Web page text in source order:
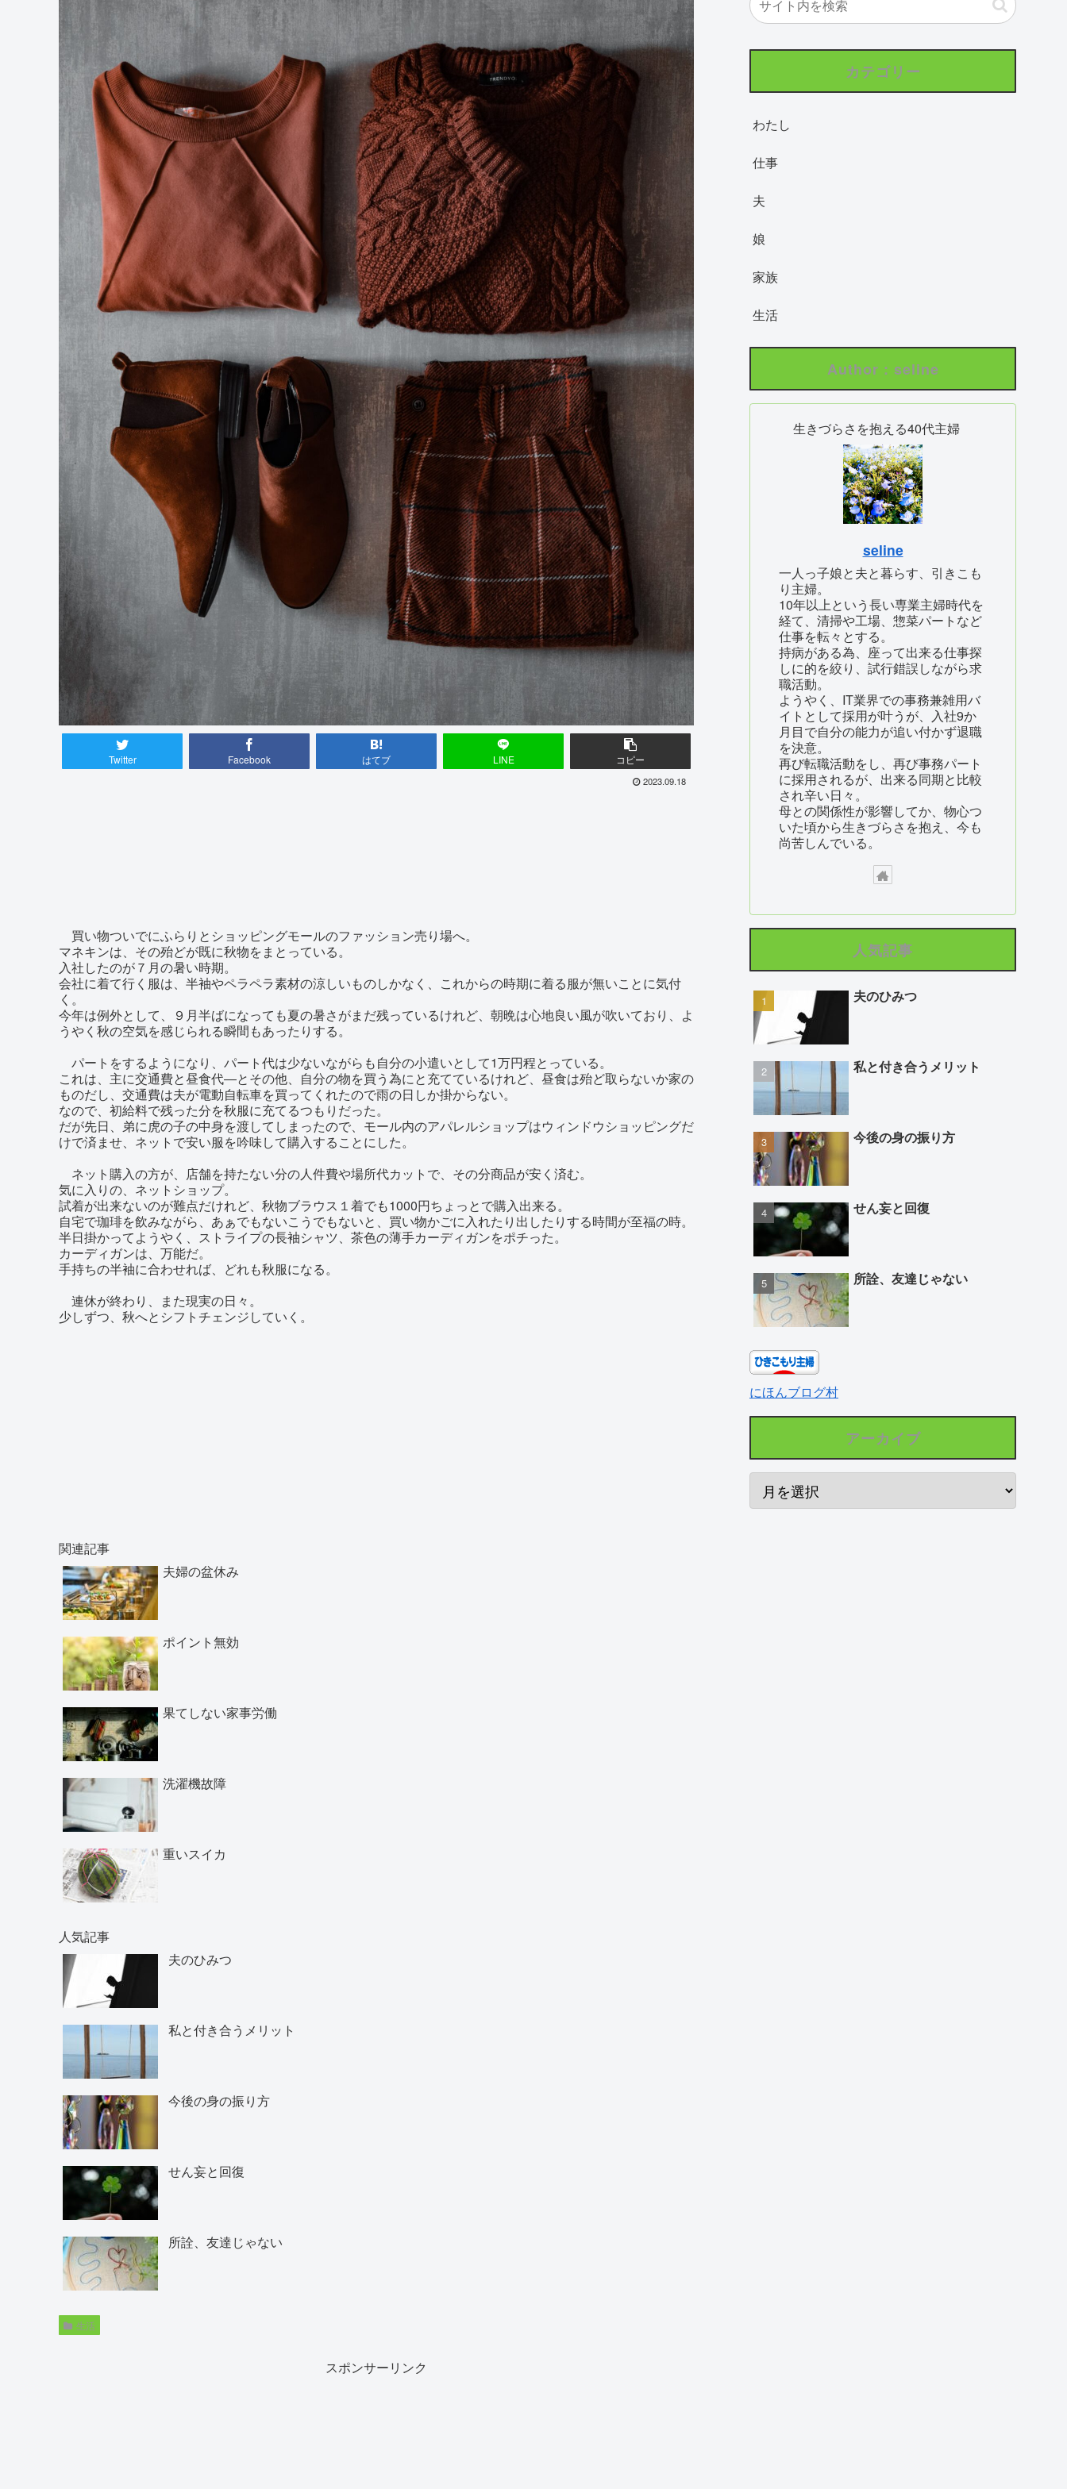
Twitter Facebook はてブ LINE コピー
2023.09.18
買い物ついでにふらりとショッピングモールのファッション売り場へ。
マネキンは、その殆どが既に秋物をまとっている。
入社したのが７月の暑い時期。
会社に着て行く服は、半袖やペラペラ素材の涼しいものしかなく、これからの時期に着る服が無いことに気付
く。
今年は例外として、９月半ばになっても夏の暑さがまだ残っているけれど、朝晩は心地良い風が吹いており、よ
うやく秋の空気を感じられる瞬間もあったりする。
パートをするようになり、パート代は少ないながらも自分の小遣いとして1万円程とっている。
これは、主に交通費と昼食代―とその他、自分の物を買う為にと充てているけれど、昼食は殆ど取らないか家の
ものだし、交通費は夫が電動自転車を買ってくれたので雨の日しか掛からない。
なので、初給料で残った分を秋服に充てるつもりだった。
だが先日、弟に虎の子の中身を渡してしまったので、モール内のアパレルショップはウィンドウショッピングだ
けで済ませ、ネットで安い服を吟味して購入することにした。
ネット購入の方が、店舗を持たない分の人件費や場所代カットで、その分商品が安く済む。
気に入りの、ネットショップ。
試着が出来ないのが難点だけれど、秋物ブラウス１着でも1000円ちょっとで購入出来る。
自宅で珈琲を飲みながら、あぁでもないこうでもないと、買い物かごに入れたり出したりする時間が至福の時。
半日掛かってようやく、ストライプの長袖シャツ、茶色の薄手カーディガンをポチった。
カーディガンは、万能だ。
手持ちの半袖に合わせれば、どれも秋服になる。
連休が終わり、また現実の日々。
少しずつ、秋へとシフトチェンジしていく。
関連記事
夫婦の盆休み
ポイント無効
果てしない家事労働
洗濯機故障
重いスイカ
人気記事
夫のひみつ
私と付き合うメリット
今後の身の振り方
せん妄と回復
所詮、友達じゃない
生活
スポンサーリンク
カテゴリー
わたし
仕事
夫
娘
家族
生活
Author : seline
生きづらさを抱える40代主婦
seline
一人っ子娘と夫と暮らす、引きこも
り主婦。
10年以上という長い専業主婦時代を
経て、清掃や工場、惣菜パートなど
仕事を転々とする。
持病がある為、座って出来る仕事探
しに的を絞り、試行錯誤しながら求
職活動。
ようやく、IT業界での事務兼雑用バ
イトとして採用が叶うが、入社9か
月目で自分の能力が追い付かず退職
を決意。
再び転職活動をし、再び事務パート
に採用されるが、出来る同期と比較
され辛い日々。
母との関係性が影響してか、物心つ
いた頃から生きづらさを抱え、今も
尚苦しんでいる。
人気記事
夫のひみつ
私と付き合うメリット
今後の身の振り方
せん妄と回復
所詮、友達じゃない
にほんブログ村
アーカイブ